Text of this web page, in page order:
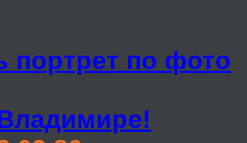
портрет по фото